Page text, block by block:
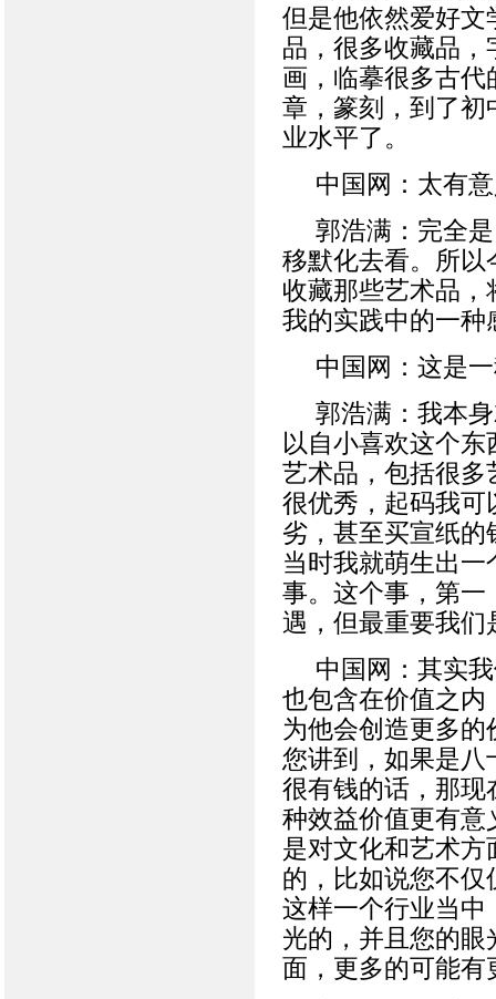
但是他依然爱好文
品，很多收藏品
画，临摹很多古
章，篆刻，到了初
业水平了。
中国网：太有
郭浩满：完全
移默化去看。所以
收藏那些艺术品
我的实践中的一种
中国网：这是
郭浩满：我本
以自小喜欢这个
艺术品，包括很多
很优秀，起码我可
劣，甚至买宣纸
当时我就萌生出
事。这个事，第一
遇，但最重要我们
中国网：其实
也包含在价值之内
为他会创造更多
您讲到，如果是八
很有钱的话，那现
种效益价值更有意
是对文化和艺术
的，比如说您不
这样一个行业当中
光的，并且您的
面，更多的可能有